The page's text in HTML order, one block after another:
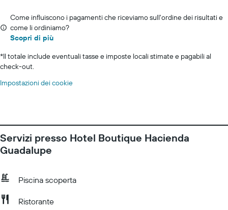
Come influiscono i pagamenti che riceviamo sull'ordine dei risultati e
come li ordiniamo?
Scopri di più
*Il totale include eventuali tasse e imposte locali stimate e pagabili al
check-out.
Impostazioni dei cookie
Servizi presso Hotel Boutique Hacienda
Guadalupe
Piscina scoperta
Ristorante